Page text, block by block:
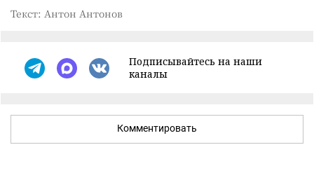
Текст: Антон Антонов
Подписывайтесь на наши
каналы
Комментировать